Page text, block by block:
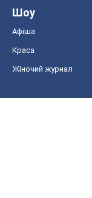
Шоу
Афіша
Краса
Жіночий журнал